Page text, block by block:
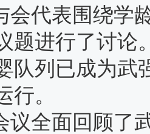
会代表围绕学
题进行了讨论
队列已成为武
行。
议全面回顾了